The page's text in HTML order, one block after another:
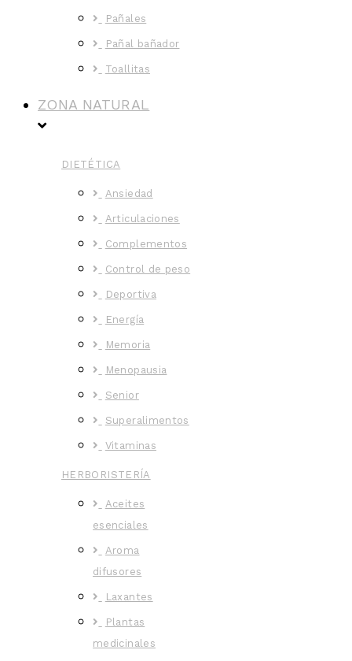
Pañales
Pañal bañador
Toallitas
ZONA NATURAL
DIETÉTICA
Ansiedad
Articulaciones
Complementos
Control de peso
Deportiva
Energía
Memoria
Menopausia
Senior
Superalimentos
Vitaminas
HERBORISTERÍA
Aceites
esenciales
Aroma
difusores
Laxantes
Plantas
medicinales